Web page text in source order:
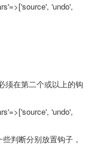
'undo',
须在第二个或以上的钩
'undo',
判断分别放置钩子，